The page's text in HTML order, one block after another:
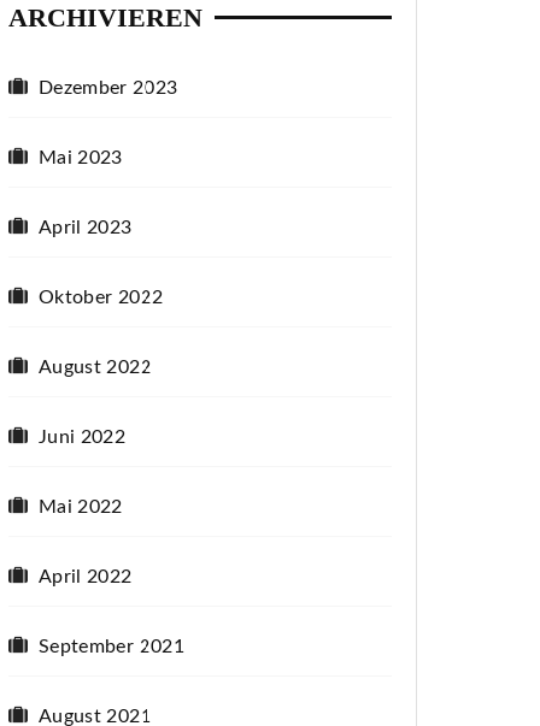
ARCHIVIEREN
Dezember 2023
Mai 2023
April 2023
Oktober 2022
August 2022
Juni 2022
Mai 2022
April 2022
September 2021
August 2021